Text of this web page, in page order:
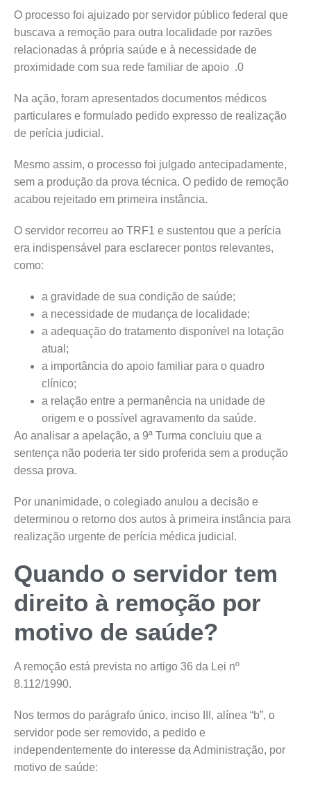
O processo foi ajuizado por servidor público federal que
buscava a remoção para outra localidade por razões
relacionadas à própria saúde e à necessidade de
proximidade com sua rede familiar de apoio .0
Na ação, foram apresentados documentos médicos
particulares e formulado pedido expresso de realização
de perícia judicial.
Mesmo assim, o processo foi julgado antecipadamente,
sem a produção da prova técnica. O pedido de remoção
acabou rejeitado em primeira instância.
O servidor recorreu ao TRF1 e sustentou que a perícia
era indispensável para esclarecer pontos relevantes,
como:
a gravidade de sua condição de saúde;
a necessidade de mudança de localidade;
a adequação do tratamento disponível na lotação
atual;
a importância do apoio familiar para o quadro
clínico;
a relação entre a permanência na unidade de
origem e o possível agravamento da saúde.
Ao analisar a apelação, a 9ª Turma concluiu que a
sentença não poderia ter sido proferida sem a produção
dessa prova.
Por unanimidade, o colegiado anulou a decisão e
determinou o retorno dos autos à primeira instância para
realização urgente de perícia médica judicial.
Quando o servidor tem
direito à remoção por
motivo de saúde?
A remoção está prevista no artigo 36 da Lei nº
8.112/1990.
Nos termos do parágrafo único, inciso III, alínea “b”, o
servidor pode ser removido, a pedido e
independentemente do interesse da Administração, por
motivo de saúde: